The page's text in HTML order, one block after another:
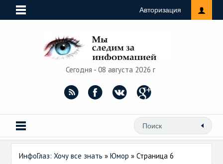
Авторизация
Сегодня - 08 августа 2026 г
ИнфоГлаз: Хочу все знать »Юмор » Страница 6